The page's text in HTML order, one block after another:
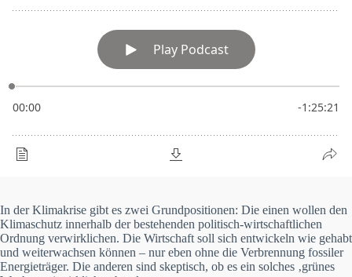
In der Klimakrise gibt es zwei Grundpositionen: Die einen wollen den
Klimaschutz innerhalb der bestehenden politisch-wirtschaftlichen
Ordnung verwirklichen. Die Wirtschaft soll sich entwickeln wie gehabt
und weiterwachsen können – nur eben ohne die Verbrennung fossiler
Energieträger. Die anderen sind skeptisch, ob es ein solches ‚grünes